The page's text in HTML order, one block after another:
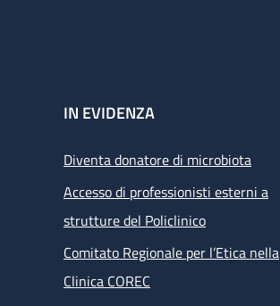
IN EVIDENZA
Diventa donatore di microbiota
Accesso di professionisti esterni a
strutture del Policlinico
Comitato Regionale per l’Etica nella
Clinica COREC